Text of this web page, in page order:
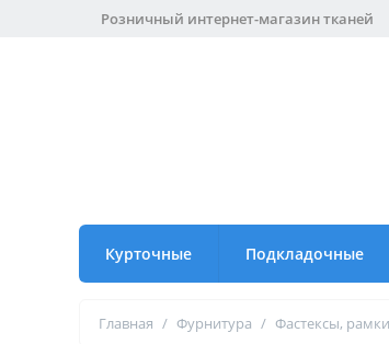
Розничный интернет-магазин тканей
Курточные Подкладочные
Главная / Фурнитура / Фастексы, рамки